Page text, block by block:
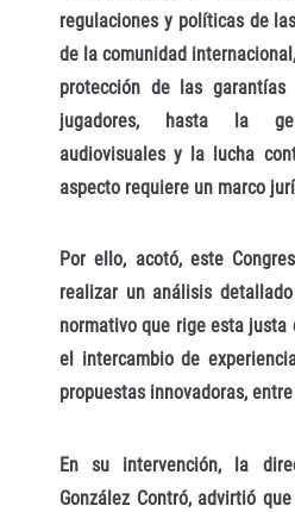
regulaciones y políticas de
de la comunidad
protección de las
jugadores, hasta la
audiovisuales y la lucha
aspecto requiere un marco
Por ello, acotó, este
realizar un análisis
normativo que rige esta justa
el intercambio de
propuestas innovadoras,
En su intervención, la
González Contró, advirtió